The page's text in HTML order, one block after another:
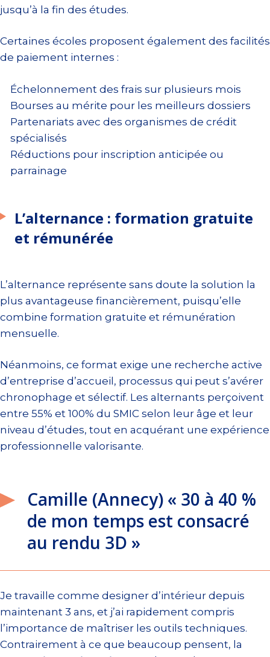
jusqu’à la fin des études.
Certaines écoles proposent également des facilités
de paiement internes :
Échelonnement des frais sur plusieurs mois
Bourses au mérite pour les meilleurs dossiers
Partenariats avec des organismes de crédit
spécialisés
Réductions pour inscription anticipée ou
parrainage
L’alternance : formation gratuite
et rémunérée
L’alternance représente sans doute la solution la
plus avantageuse financièrement, puisqu’elle
combine formation gratuite et rémunération
mensuelle.
Néanmoins, ce format exige une recherche active
d’entreprise d’accueil, processus qui peut s’avérer
chronophage et sélectif. Les alternants perçoivent
entre 55% et 100% du SMIC selon leur âge et leur
niveau d’études, tout en acquérant une expérience
professionnelle valorisante.
Camille (Annecy) « 30 à 40 %
de mon temps est consacré
au rendu 3D »
Je travaille comme designer d’intérieur depuis
maintenant 3 ans, et j’ai rapidement compris
l’importance de maîtriser les outils techniques.
Contrairement à ce que beaucoup pensent, la